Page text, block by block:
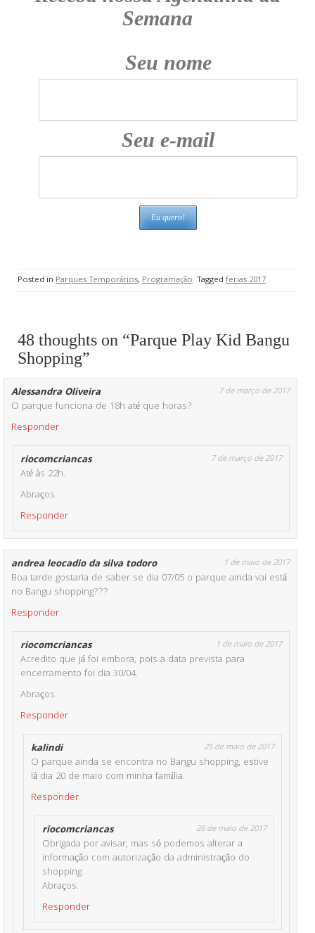
Semana
Seu nome
Seu e-mail
Posted in Parques Temporários, Programação Tagged ferias 2017
48 thoughts on “Parque Play Kid Bangu
Shopping”
Alessandra Oliveira 7 de março de 2017
O parque funciona de 18h até que horas?
Responder
riocomcriancas 7 de março de 2017
Até às 22h.
Abraços.
Responder
andrea leocadio da silva todoro 1 de maio de 2017
Boa tarde gostaria de saber se dia 07/05 o parque ainda vai está
no Bangu shopping???
Responder
riocomcriancas 1 de maio de 2017
Acredito que já foi embora, pois a data prevista para
encerramento foi dia 30/04.
Abraços.
Responder
kalindi 25 de maio de 2017
O parque ainda se encontra no Bangu shopping, estive
lá dia 20 de maio com minha família.
Responder
riocomcriancas 26 de maio de 2017
Obrigada por avisar, mas só podemos alterar a
informação com autorização da administração do
shopping.
Abraços.
Responder